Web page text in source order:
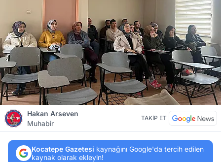
Hakan Arseven
Muhabir
TAKİP ET
Kocatepe Gazetesi kaynağını Google'da tercih edilen
kaynak olarak ekleyin!